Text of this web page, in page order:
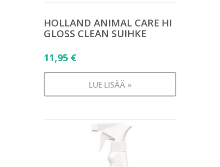
HOLLAND ANIMAL CARE HI
GLOSS CLEAN SUIHKE
11,95 €
LUE LISÄÄ »